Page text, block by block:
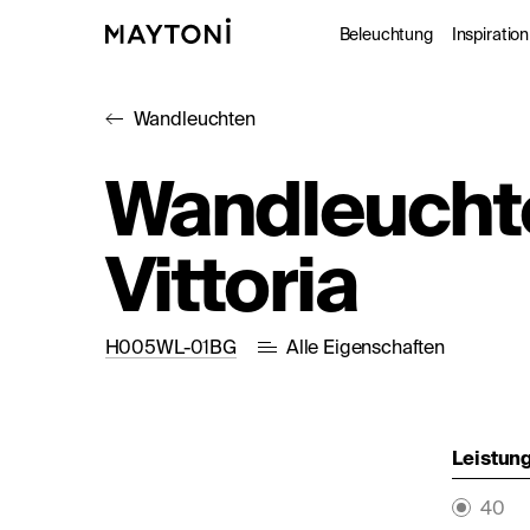
Beleuchtung Inspiration
Wandleuchten
Vittoria
H005WL-01BG Alle Eigenschaften
40